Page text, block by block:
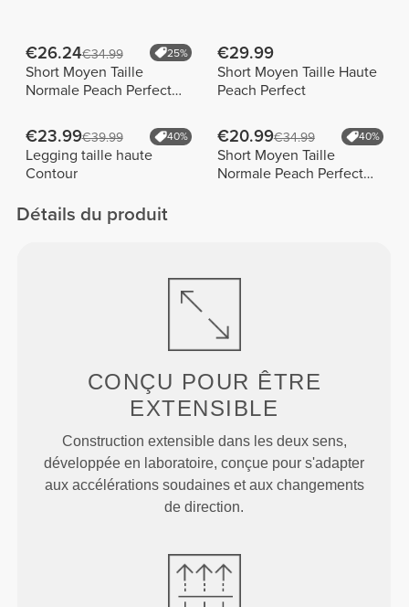
€26.24€34.99 25%
Short Moyen Taille
Normale Peach Perfect
€29.99
Short Moyen Taille Haute
Peach Perfect
€23.99€39.99 40%
Legging taille haute
Contour
€20.99€34.99 40%
Short Moyen Taille
Normale Peach Perfect
Détails du produit
CONÇU POUR ÊTRE
EXTENSIBLE
Construction extensible dans les deux sens,
développée en laboratoire, conçue pour s'adapter
aux accélérations soudaines et aux changements
de direction.